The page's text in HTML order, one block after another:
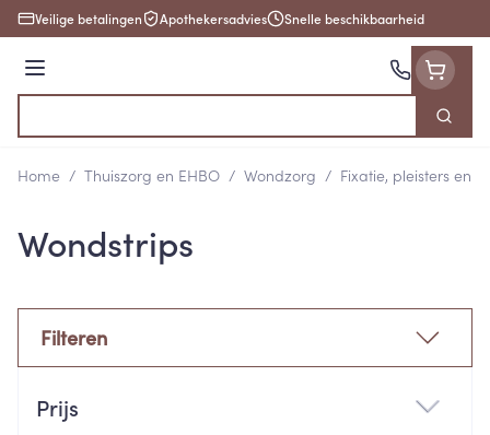
Ga naar de inhoud
Veilige betalingen Apothekersadvies Snelle beschikbaarheid
Menu
Zoek
Home / Thuiszorg en EHBO / Wondzorg / Fixatie, pleisters en
Wondstrips
Filteren
Prijs